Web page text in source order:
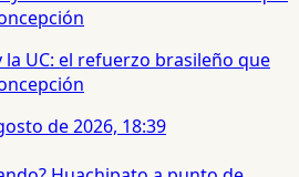
UC: el refuerzo brasileño que
de 2026, 18:39